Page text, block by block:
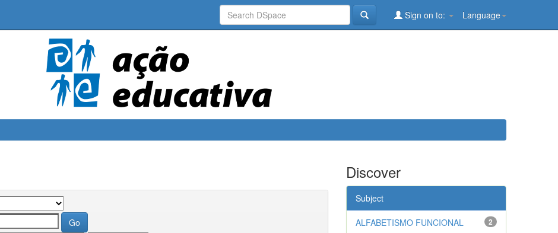
Language
Sign on to:
Discover
Subject
2
ALFABETISMO FUNCIONAL